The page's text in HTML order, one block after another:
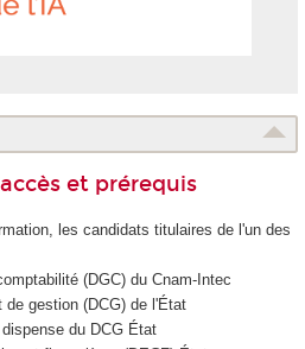
et prérequis
les candidats titulaires de l'un des
(DGC) du Cnam-Intec
de gestion (DCG) de l'État
du DCG État